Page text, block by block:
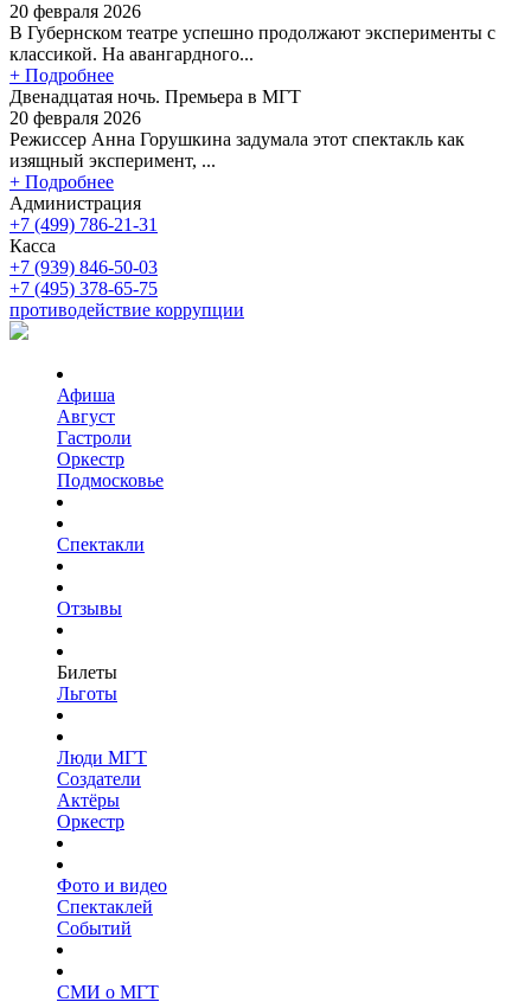
20 февраля 2026
В Губернском театре успешно продолжают эксперименты с
классикой. На авангардного...
+ Подробнее
Двенадцатая ночь. Премьера в МГТ
20 февраля 2026
Режиссер Анна Горушкина задумала этот спектакль как
изящный эксперимент, ...
+ Подробнее
Администрация
+7 (499) 786-21-31
Касса
+7 (939) 846-50-03
+7 (495) 378-65-75
противодействие коррупции
Афиша
Август
Гастроли
Оркестр
Подмосковье
Спектакли
Отзывы
Билеты
Льготы
Люди МГТ
Создатели
Актёры
Оркестр
Фото и видео
Спектаклей
Событий
СМИ о МГТ